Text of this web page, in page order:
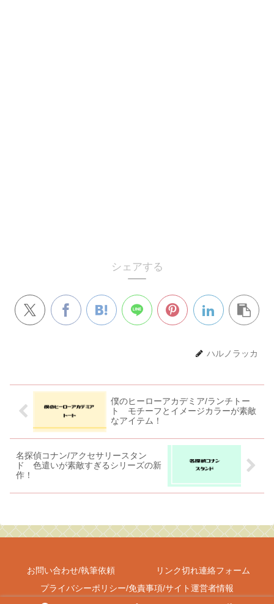
シェアする
ハルノラッカ
僕のヒーローアカデミア/ランチトー
ト モチーフとイメージカラーが素敵
なアイテム！
名探偵コナン/アクセサリースタン
ド 色遣いが素敵すぎるシリーズの新
作！
お問い合わせ/執筆依頼
リンク切れ連絡フォーム
プライバシーポリシー/免責事項/サイト運営者情報